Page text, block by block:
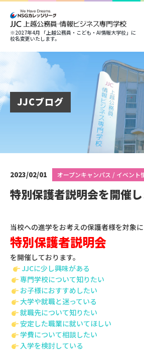
※2027年4月 「上越公務員・こども・AI情報大学校」に
校名変更いたします。
JJCブログ
2023/02/01 オープンキャンパス / イベント
特別保護者説明会を開催
当校への進学をお考えの保護者様を対象に
特別保護者説明会
を開催しております。
JJCに少し興味がある
専門学校について知りたい
お子様におすすめしたい
大学や就職と迷っている
就職先について知りたい
安定した職業に就いてほしい
学費について相談したい
入学を検討している